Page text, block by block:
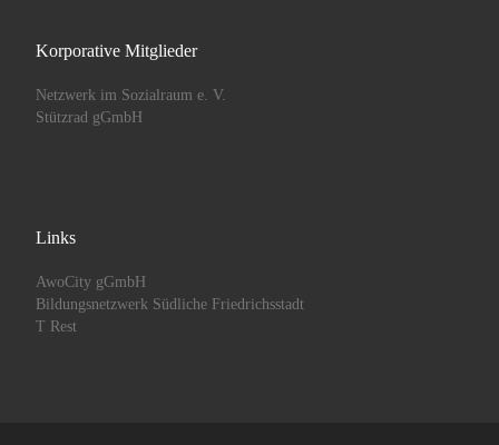
Korporative Mitglieder
Netzwerk im Sozialraum e. V.
Stützrad gGmbH
Links
AwoCity gGmbH
Bildungsnetzwerk Südliche Friedrichsstadt
T Rest